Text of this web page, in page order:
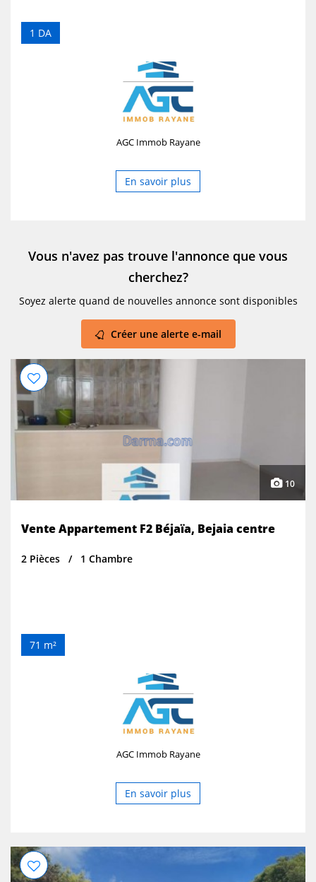
1 DA
AGC Immob Rayane
En savoir plus
Vous n'avez pas trouve l'annonce que vous
cherchez?
Soyez alerte quand de nouvelles annonce sont disponibles
Créer une alerte e-mail
10
Vente Appartement F2 Béjaïa, Bejaia centre
2 Pièces 1 Chambre
71 m²
AGC Immob Rayane
En savoir plus